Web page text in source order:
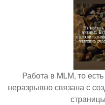
Работа в MLM, то
неразрывно связана с